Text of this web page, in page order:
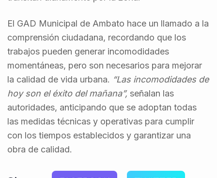
El GAD Municipal de Ambato hace un llamado a la
comprensión ciudadana, recordando que los
trabajos pueden generar incomodidades
momentáneas, pero son necesarios para mejorar
la calidad de vida urbana. “Las incomodidades de
hoy son el éxito del mañana”, señalan las
autoridades, anticipando que se adoptan todas
las medidas técnicas y operativas para cumplir
con los tiempos establecidos y garantizar una
obra de calidad.